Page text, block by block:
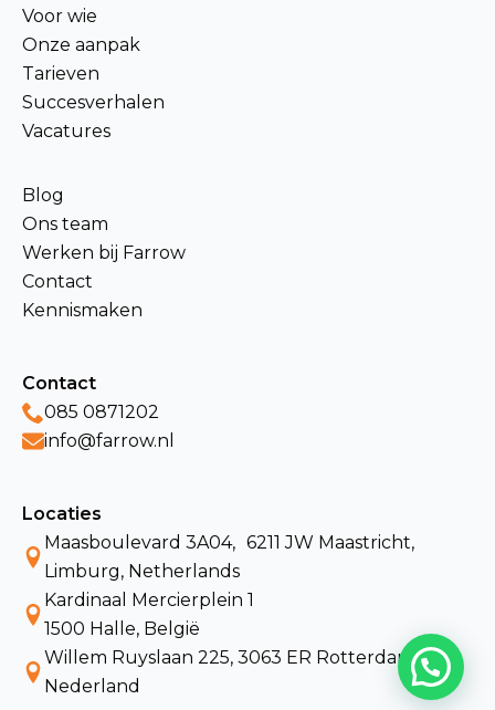
Voor wie
Onze aanpak
Tarieven
Succesverhalen
Vacatures
Blog
Ons team
Werken bij Farrow
Contact
Kennismaken
Contact
085 0871202
info@farrow.nl
Locaties
Maasboulevard 3A04, 6211 JW Maastricht,
Limburg, Netherlands
Kardinaal Mercierplein 1
1500 Halle, België
Willem Ruyslaan 225, 3063 ER Rotterdam,
Nederland